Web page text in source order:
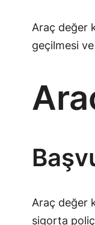
Araç değer
geçilmesi
Araç değer
sigorta